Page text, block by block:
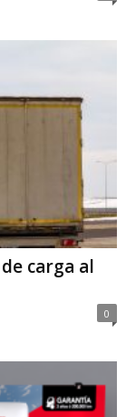
carga al
0